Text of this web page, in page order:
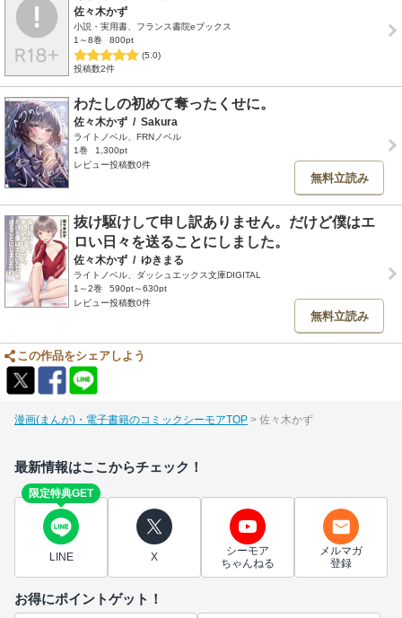
佐々木かず
小説・実用書、フランス書院eブックス
1～8巻
800pt
(5.0)
投稿数2件
わたしの初めて奪ったくせに。
佐々木かず / Sakura
ライトノベル、FRNノベル
1巻
1,300pt
レビュー投稿数0件
無料立読み
抜け駆けして申し訳ありません。だけど僕はエ
ロい日々を送ることにしました。
佐々木かず / ゆきまる
ライトノベル、ダッシュエックス文庫DIGITAL
1～2巻
590pt～630pt
レビュー投稿数0件
無料立読み
この作品をシェアしよう
漫画(まんが)・電子書籍のコミックシーモアTOP 佐々木かず
最新情報はここからチェック！
限定特典GET
LINE X
シーモア
ちゃんねる
メルマガ
登録
お得にポイントゲット！